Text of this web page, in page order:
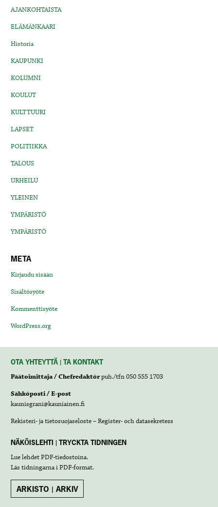
AJANKOHTAISTA
ELÄMÄNKAARI
Historia
KAUPUNKI
KOLUMNI
KOULUT
KULTTUURI
LAPSET
POLITIIKKA
TALOUS
URHEILU
YLEINEN
YMPÄRISTÖ
YMPÄRISTÖ
META
Kirjaudu sisään
Sisältösyöte
Kommenttisyöte
WordPress.org
OTA YHTEYTTÄ | TA KONTAKT
Päätoimittaja / Chefredaktörpuh./tfn 050 555 1703
Sähköposti / E-post
kaunisgrani@kauniainen.fi
Rekisteri- ja tietosuojaseloste – Register- och datasekretess
NÄKÖISLEHTI | TRYCKTA TIDNINGEN
Lue lehdetPDF-tiedostoina.
Läs tidningarna iPDF-format.
ARKISTO | ARKIV